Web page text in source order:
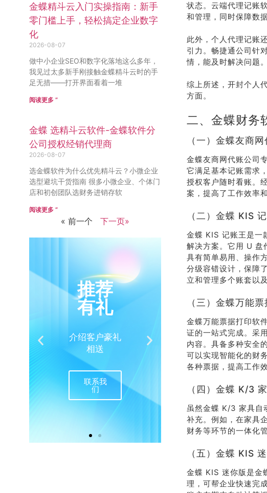
金蝶精斗云入门实操指南：新手
零门槛上手，轻松搞定企业数字
化
2026-08-07
做中小企业SEO和数字化落地这么多年，
我见过太多新手刚接触金蝶精斗云时的手
足无措——打开界面看着一堆
阅读更多 ”
金蝶 选精斗云软件-金蝶软件分
公司授权经销代理商
2026-08-07
选金蝶软件为什么优先精斗云？小微企业
选型避坑干货指南 很多小微企业、个体门
店和初创团队选财务进销存软
阅读更多 ”
« 前一个 下一页»
推荐
有礼
介绍客户豪礼
相送
联系我
们
销售
热线
400-178-
3238
通
状态。云端代理记账
和管理，同时保障数
此外，个人代理记账
引力。畅捷通公司针
情，能及时解决问题。
综上所述，开封个人
方面。
二、金蝶财务
（一）金蝶友商
金蝶友商网代账公司
它满足基本记账需求
授权客户随时看账。
案，提高了工作效率
（二）金蝶 KIS
金蝶 KIS 记账王是一
解决方案。它用 U 盘
具有简单易用、操作
分级容错设计，保障
立和管理多个账套以
（三）金蝶万能
金蝶万能票据打印软
证的一站式完成。采
内容。具备多种安全
可以实现智能化的财
各种票据，提高工作
（四）金蝶 K/3
虽然金蝶 K/3 家具自
补充。例如，在家具
财务等环节的一体化
（五）金蝶 KIS
金蝶 KIS 迷你版是金
理，可帮企业快速完